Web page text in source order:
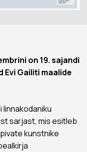
on 19. sajandi
Evi Gailiti maalide
linnakodaniku
sarjast, mis esitleb
kunstnike